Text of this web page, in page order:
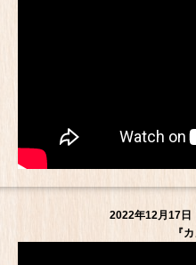
2022年12月17
『